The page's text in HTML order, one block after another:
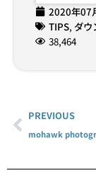
2020年07
TIPS, ダウ
38,464
PREVIOUS
mohawk